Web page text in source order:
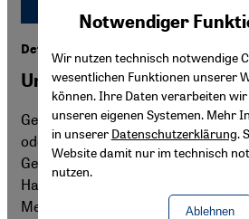
Definition der Menschenrechte
Universell gültig oder
Gelten die Menschenrechte weltweit
oder sind sie vom jeweiligen
Gesellschaftsverständnis
Hajo Goertz mit dem Direktor des
Menschenrechte, Heiner Bielefeldt.
Notwendiger
Wir nutzen technisch notwendige
wesentlichen Funktionen unserer
können. Ihre Daten verarbeiten
unseren eigenen Systemen. Mehr
in unserer Datenschutzerklärung.
Website damit nur im technisch
nutzen.
Ablehnen
Google Maps Embed